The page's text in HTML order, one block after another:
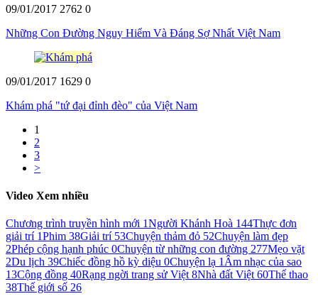
09/01/2017 2762 0
Những Con Đường Nguy Hiểm Và Đáng Sợ Nhất Việt Nam
09/01/2017 1629 0
Khám phá "tứ đại đỉnh đèo" của Việt Nam
1
2
3
>
Video Xem nhiều
Chương trình truyền hình mới 1Người Khánh Hoà 144Thực đơn
giải trí 1Phim 38Giải trí 53Chuyện thảm đỏ 52Chuyện làm đẹp
2Phép cộng hạnh phúc 0Chuyện từ những con đường 277Mẹo vặt
2Du lịch 39Chiếc đồng hồ kỳ diệu 0Chuyện lạ 1 Âm nhạc của sao
13Cộng đồng 40Rạng ngời trang sử Việt 8Nhà đất Việt 60Thể thao
38Thế giới số 26